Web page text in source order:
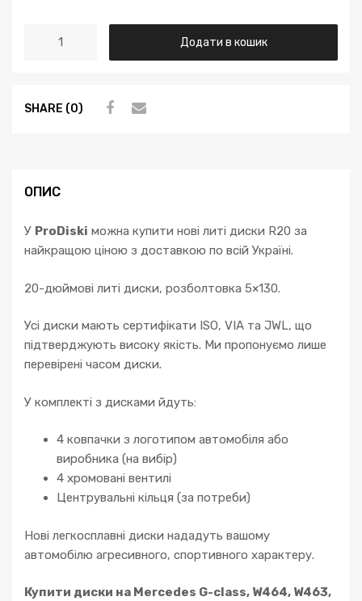
Додати в кошик
SHARE (0)
ОПИС
У ProDiski можна купити нові литі диски R20 за
найкращою ціною з доставкою по всій Україні.
20-дюймові литі диски, розболтовка 5×130.
Усі диски мають сертифікати ISO, VIA та JWL, що
підтверджують високу якість. Ми пропонуємо лише
перевірені часом диски.
У комплекті з дисками йдуть:
4 ковпачки з логотипом автомобіля або
виробника (на вибір)
4 хромовані вентилі
Центрувальні кільця (за потреби)
Нові легкосплавні диски нададуть вашому
автомобілю агресивного, спортивного характеру.
Купити диски на Mercedes G-class, W464, W463,